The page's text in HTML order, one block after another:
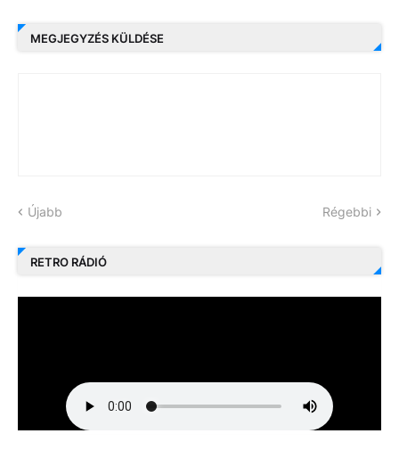
MEGJEGYZÉS KÜLDÉSE
Újabb Régebbi
RETRO RÁDIÓ